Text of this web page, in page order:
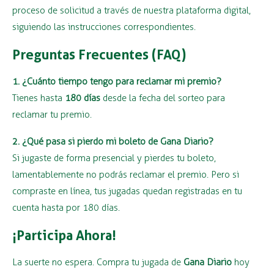
proceso de solicitud a través de nuestra plataforma digital,
siguiendo las instrucciones correspondientes.
Preguntas Frecuentes (FAQ)
1. ¿Cuánto tiempo tengo para reclamar mi premio?
Tienes hasta 180 días desde la fecha del sorteo para
reclamar tu premio.
2. ¿Qué pasa si pierdo mi boleto de Gana Diario?
Si jugaste de forma presencial y pierdes tu boleto,
lamentablemente no podrás reclamar el premio. Pero si
compraste en línea, tus jugadas quedan registradas en tu
cuenta hasta por 180 días.
¡Participa Ahora!
La suerte no espera. Compra tu jugada de Gana Diario hoy